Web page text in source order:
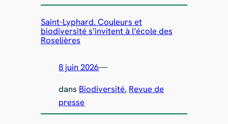
Saint-Lyphard. Couleurs et
biodiversité s’invitent à l’école des
Roselières
8 juin 2026—
dans Biodiversité, Revue de
presse